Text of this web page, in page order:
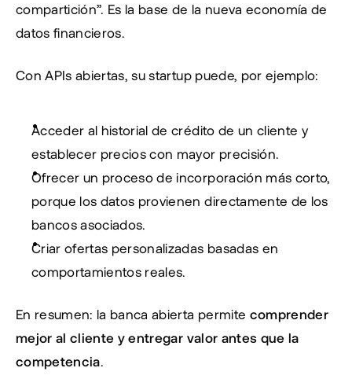
compartición”. Es la base de la nueva economía de
datos financieros.
Con APIs abiertas, su startup puede, por ejemplo:
Acceder al historial de crédito de un cliente y
establecer precios con mayor precisión.
Ofrecer un proceso de incorporación más corto,
porque los datos provienen directamente de los
bancos asociados.
Criar ofertas personalizadas basadas en
comportamientos reales.
En resumen: la banca abierta permite comprender
mejor al cliente y entregar valor antes que la
competencia.